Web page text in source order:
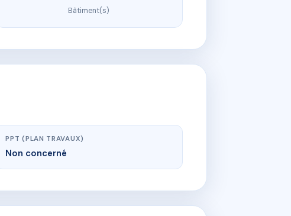
Bâtiment(s)
PPT (PLAN TRAVAUX)
Non concerné